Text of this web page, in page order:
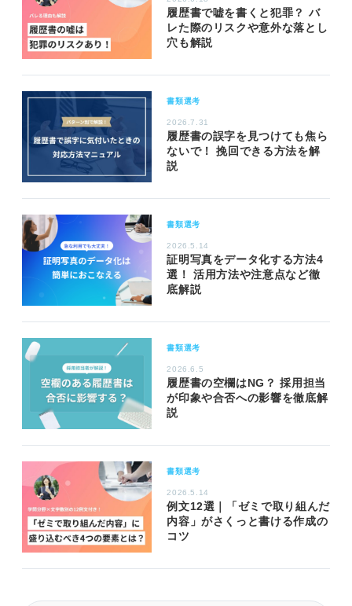
履歴書で嘘を書くと犯罪？ バ
レた際のリスクや意外な落とし
穴も解説
書類選考
2026.7.31
履歴書の誤字を見つけても焦ら
ないで！ 挽回できる方法を解
説
書類選考
2026.5.14
証明写真をデータ化する方法4
選！ 活用方法や注意点など徹
底解説
書類選考
2026.6.5
履歴書の空欄はNG？ 採用担当
が印象や合否への影響を徹底解
説
書類選考
2026.5.14
例文12選｜「ゼミで取り組んだ
内容」がさくっと書ける作成の
コツ